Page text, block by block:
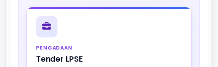
PENGADAAN
Tender LPSE